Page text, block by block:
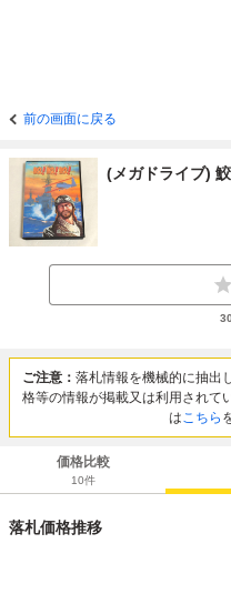
前の画面に戻る
(メガドライブ)
30
ご注意： 落札情報を機械的に抽出
格等の情報が掲載又は利用されて
はこちら
価格比較
10件
落札価格推移